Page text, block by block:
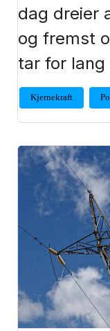
dag dreier
og fremst
tar for lang
Kjernekraft